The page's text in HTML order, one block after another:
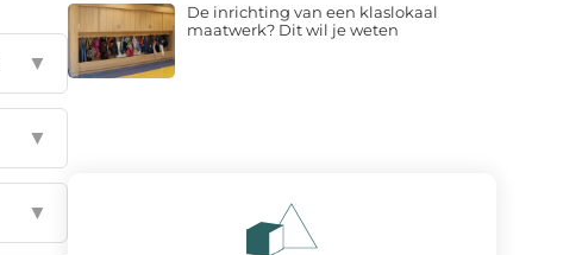
▼
▼
▼
De inrichting van een klaslokaal
maatwerk? Dit wil je weten